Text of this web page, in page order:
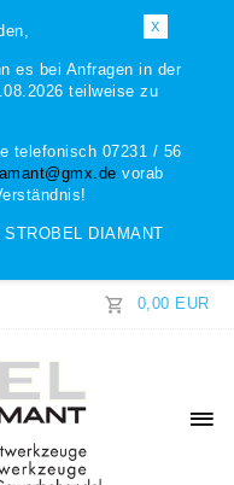
X
es bei Anfragen in der
teilweise zu
telefonisch 07231 / 56
vorab
DIAMANT
0,00 EUR